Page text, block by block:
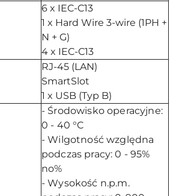
6 x IEC-C13
1 x Hard Wire 3-wire (1PH +
N + G)
4 x IEC-C13
RJ-45 (LAN)
SmartSlot
1 x USB (Typ B)
- Środowisko operacyjne:
0 - 40 °C
- Wilgotność względna
podczas pracy: 0 - 95%
no%
- Wysokość n.p.m.